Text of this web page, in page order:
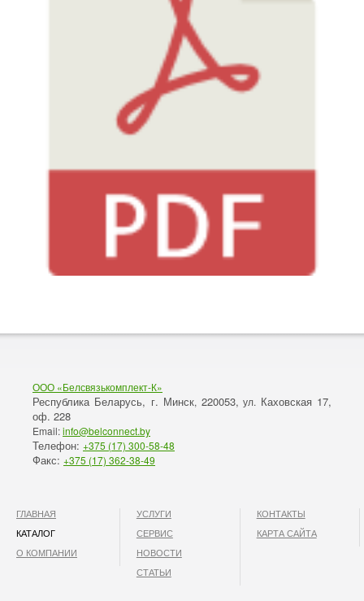
ООО «Белсвязькомплект-К»
Республика Беларусь, г. Минск, 220053, ул. Каховская 17,
оф. 228
Email:info@belconnect.by
Телефон: +375 (17) 300-58-48
Факс: +375 (17) 362-38-49
ГЛАВНАЯ
КАТАЛОГ
О КОМПАНИИ
УСЛУГИ
СЕРВИС
НОВОСТИ
СТАТЬИ
КОНТАКТЫ
КАРТА САЙТА